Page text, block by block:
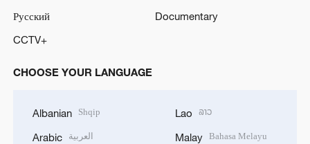
Русский
Documentary
CCTV+
CHOOSE YOUR LANGUAGE
Albanian Shqip
Arabic العربية
Lao ລາວ
Malay Bahasa Melayu